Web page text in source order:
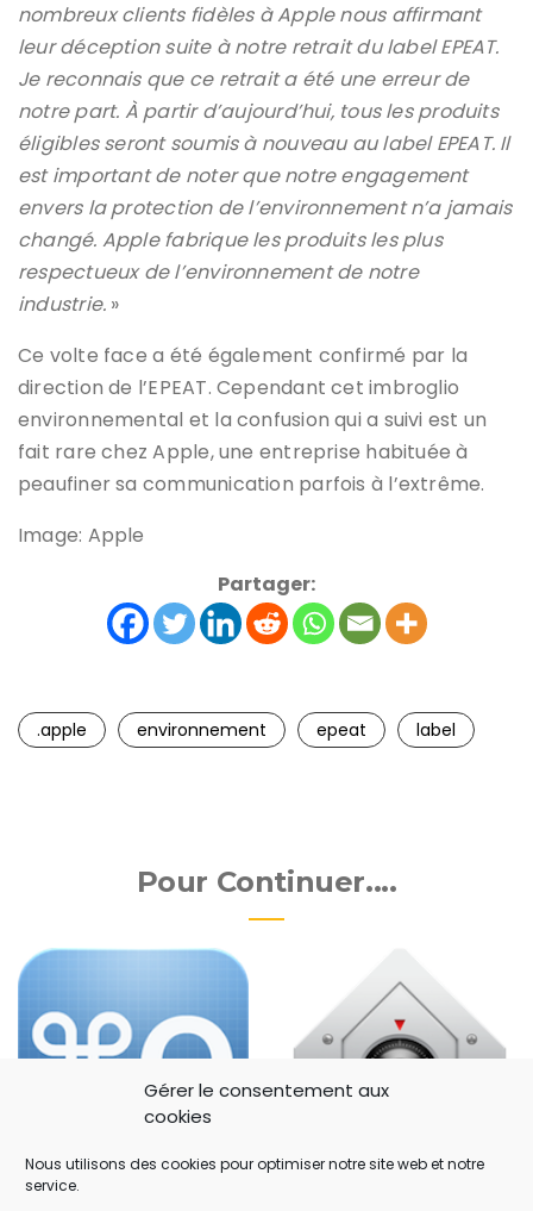
Gérer le consentement aux
cookies
Nous utilisons des cookies pour optimiser notre site web et notre
service.
nombreux clients fidèles à Apple nous affirmant
leur déception suite à notre retrait du label EPEAT.
Je reconnais que ce retrait a été une erreur de
notre part. À partir d’aujourd’hui, tous les produits
éligibles seront soumis à nouveau au label EPEAT. Il
est important de noter que notre engagement
envers la protection de l’environnement n’a jamais
changé. Apple fabrique les produits les plus
respectueux de l’environnement de notre
industrie. »
Ce volte face a été également confirmé par la
direction de l’EPEAT. Cependant cet imbroglio
environnemental et la confusion qui a suivi est un
fait rare chez Apple, une entreprise habituée à
peaufiner sa communication parfois à l’extrême.
Image: Apple
Partager:
.apple environnement epeat label
Pour Continuer....